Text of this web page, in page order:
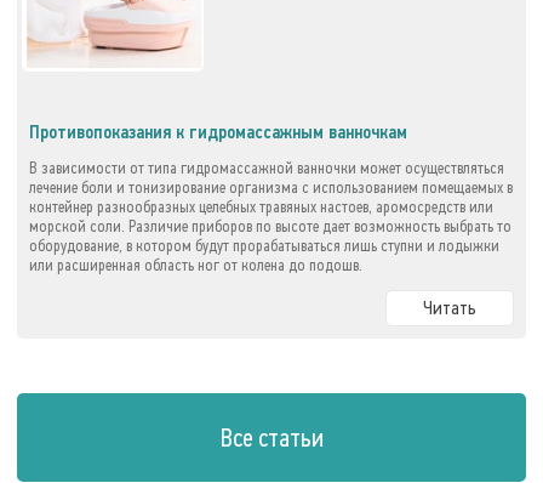
Противопоказания к гидромассажным ванночкам
В зависимости от типа гидромассажной ванночки может осуществляться
лечение боли и тонизирование организма с использованием помещаемых в
контейнер разнообразных целебных травяных настоев, аромосредств или
морской соли. Различие приборов по высоте дает возможность выбрать то
оборудование, в котором будут прорабатываться лишь ступни и лодыжки
или расширенная область ног от колена до подошв.
Читать
Все статьи